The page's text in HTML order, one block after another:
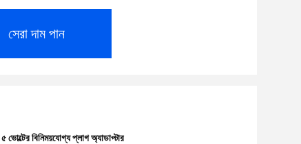
সেরা দাম পান
৫ ভোল্টের বিনিময়যোগ্য প্লাগ অ্যাডাপ্টার